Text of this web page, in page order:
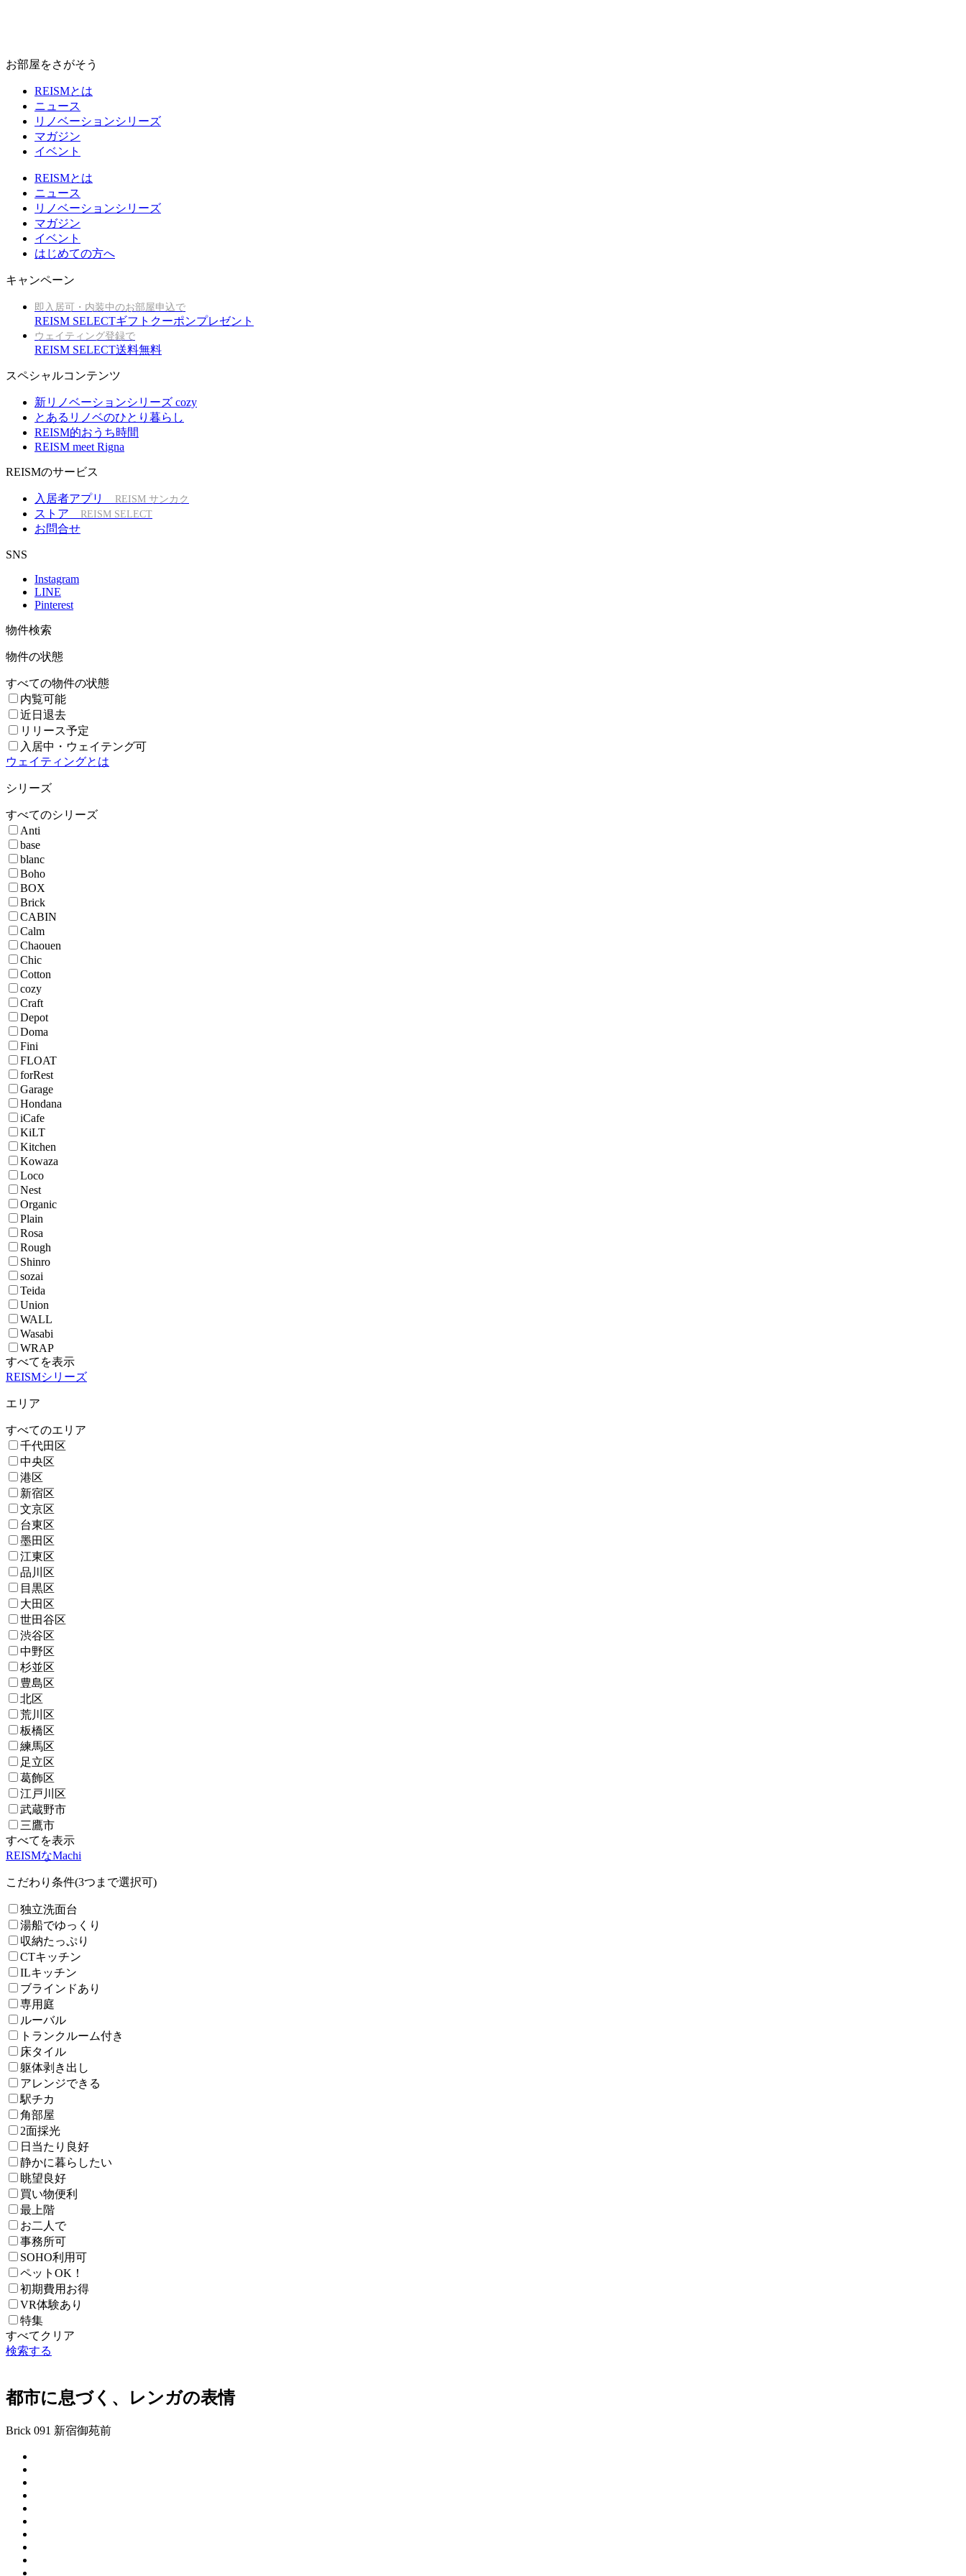
お部屋をさがそう
REISMとは
ニュース
リノベーションシリーズ
マガジン
イベント
REISMとは
ニュース
リノベーションシリーズ
マガジン
イベント
はじめての方へ
キャンペーン
即入居可・内装中のお部屋申込で
REISM SELECTギフトクーポンプレゼント
ウェイティング登録で
REISM SELECT送料無料
スペシャルコンテンツ
新リノベーションシリーズ cozy
とあるリノベのひとり暮らし
REISM的おうち時間
REISM meet Rigna
REISMのサービス
入居者アプリ REISM サンカク
ストア REISM SELECT
お問合せ
SNS
Instagram
LINE
Pinterest
物件検索
物件の状態
すべての物件の状態
内覧可能
近日退去
リリース予定
入居中・ウェイテング可
ウェイティングとは
シリーズ
すべてのシリーズ
Anti
base
blanc
Boho
BOX
Brick
CABIN
Calm
Chaouen
Chic
Cotton
cozy
Craft
Depot
Doma
Fini
FLOAT
forRest
Garage
Hondana
iCafe
KiLT
Kitchen
Kowaza
Loco
Nest
Organic
Plain
Rosa
Rough
Shinro
sozai
Teida
Union
WALL
Wasabi
WRAP
すべてを表示
REISMシリーズ
エリア
すべてのエリア
千代田区
中央区
港区
新宿区
文京区
台東区
墨田区
江東区
品川区
目黒区
大田区
世田谷区
渋谷区
中野区
杉並区
豊島区
北区
荒川区
板橋区
練馬区
足立区
葛飾区
江戸川区
武蔵野市
三鷹市
すべてを表示
REISMなMachi
こだわり条件(3つまで選択可)
独立洗面台
湯船でゆっくり
収納たっぷり
CTキッチン
ILキッチン
ブラインドあり
専用庭
ルーバル
トランクルーム付き
床タイル
躯体剥き出し
アレンジできる
駅チカ
角部屋
2面採光
日当たり良好
静かに暮らしたい
眺望良好
買い物便利
最上階
お二人で
事務所可
SOHO利用可
ペットOK！
初期費用お得
VR体験あり
特集
すべてクリア
検索する
都市に息づく、レンガの表情
Brick 091 新宿御苑前